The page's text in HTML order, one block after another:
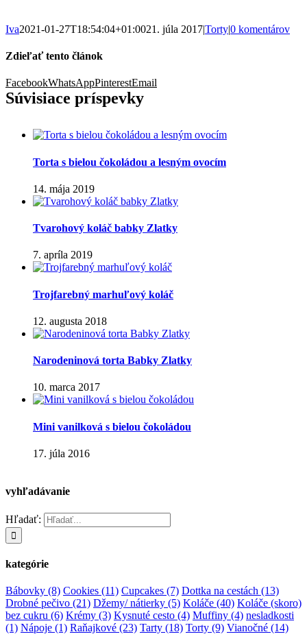
Iva2021-01-27T18:54:04+01:0021. júla 2017|Torty|0 komentárov
Zdieľať tento článok
FacebookWhatsAppPinterestEmail
Súvisiace príspevky
Torta s bielou čokoládou a lesným ovocím
14. mája 2019
Tvarohový koláč babky Zlatky
7. apríla 2019
Trojfarebný marhuľový koláč
12. augusta 2018
Narodeninová torta Babky Zlatky
10. marca 2017
Mini vanilková s bielou čokoládou
17. júla 2016
vyhľadávanie
Hľadať:
kategórie
Bábovky (8) Cookies (11) Cupcakes (7) Dottka na cestách (13)
Drobné pečivo (21) Džemy/ nátierky (5) Koláče (40) Koláče (skoro)
bez cukru (6) Krémy (3) Kysnuté cesto (4) Muffiny (4) nesladkosti
(1) Nápoje (1) Raňajkové (23) Tarty (18) Torty (9) Vianočné (14)